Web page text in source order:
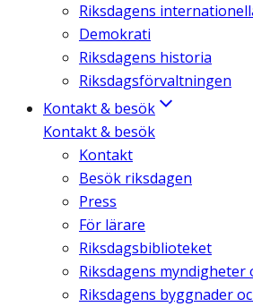
Riksdagens
Demokrati
Riksdagens historia
Riksdagsförvaltningen
Kontakt & besök
Kontakt & besök
Kontakt
Besök riksdagen
Press
För lärare
Riksdagsbiblioteket
Riksdagens myndigheter
Riksdagens byggnader